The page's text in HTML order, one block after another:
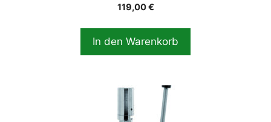
119,00€
In den Warenkorb